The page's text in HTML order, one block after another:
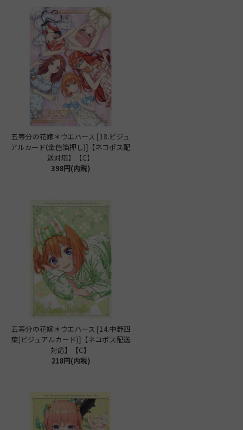
五等分の花嫁＊ウエハース [18.ビジュ
アルカード(金色箔押し)]【ネコポス配
送対応】【C】
398円(内税)
五等分の花嫁＊ウエハース [14.中野四
葉(ビジュアルカード)]【ネコポス配送
対応】【C】
218円(内税)